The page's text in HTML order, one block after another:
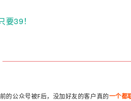
的公众号被F后，没加好友的客户真的一个都